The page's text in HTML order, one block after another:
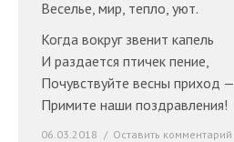
Веселье, мир, тепло, уют.
Когда вокруг звенит капель
И раздается птичек пение,
Почувствуйте весны приход —
Примите наши поздравления!
06.03.2018 Оставить комментарий